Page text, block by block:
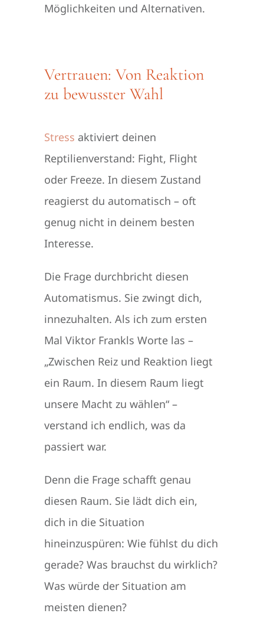
Möglichkeiten und Alternativen.
Vertrauen: Von Reaktion
zu bewusster Wahl
Stress aktiviert deinen
Reptilienverstand: Fight, Flight
oder Freeze. In diesem Zustand
reagierst du automatisch – oft
genug nicht in deinem besten
Interesse.
Die Frage durchbricht diesen
Automatismus. Sie zwingt dich,
innezuhalten. Als ich zum ersten
Mal Viktor Frankls Worte las –
„Zwischen Reiz und Reaktion liegt
ein Raum. In diesem Raum liegt
unsere Macht zu wählen“ –
verstand ich endlich, was da
passiert war.
Denn die Frage schafft genau
diesen Raum. Sie lädt dich ein,
dich in die Situation
hineinzuspüren: Wie fühlst du dich
gerade? Was brauchst du wirklich?
Was würde der Situation am
meisten dienen?